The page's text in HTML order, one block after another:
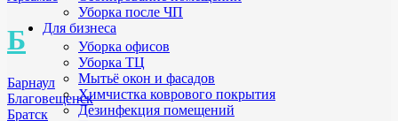
Б
Барнаул
Благовещенск
Братск
Уборка после ЧП
Для бизнеса
Уборка офисов
Уборка ТЦ
Мытьё окон и фасадов
Химчистка коврового покрытия
Дезинфекция помещений